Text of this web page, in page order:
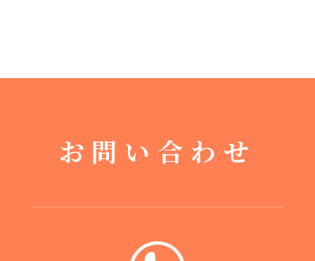
お問い合わせ